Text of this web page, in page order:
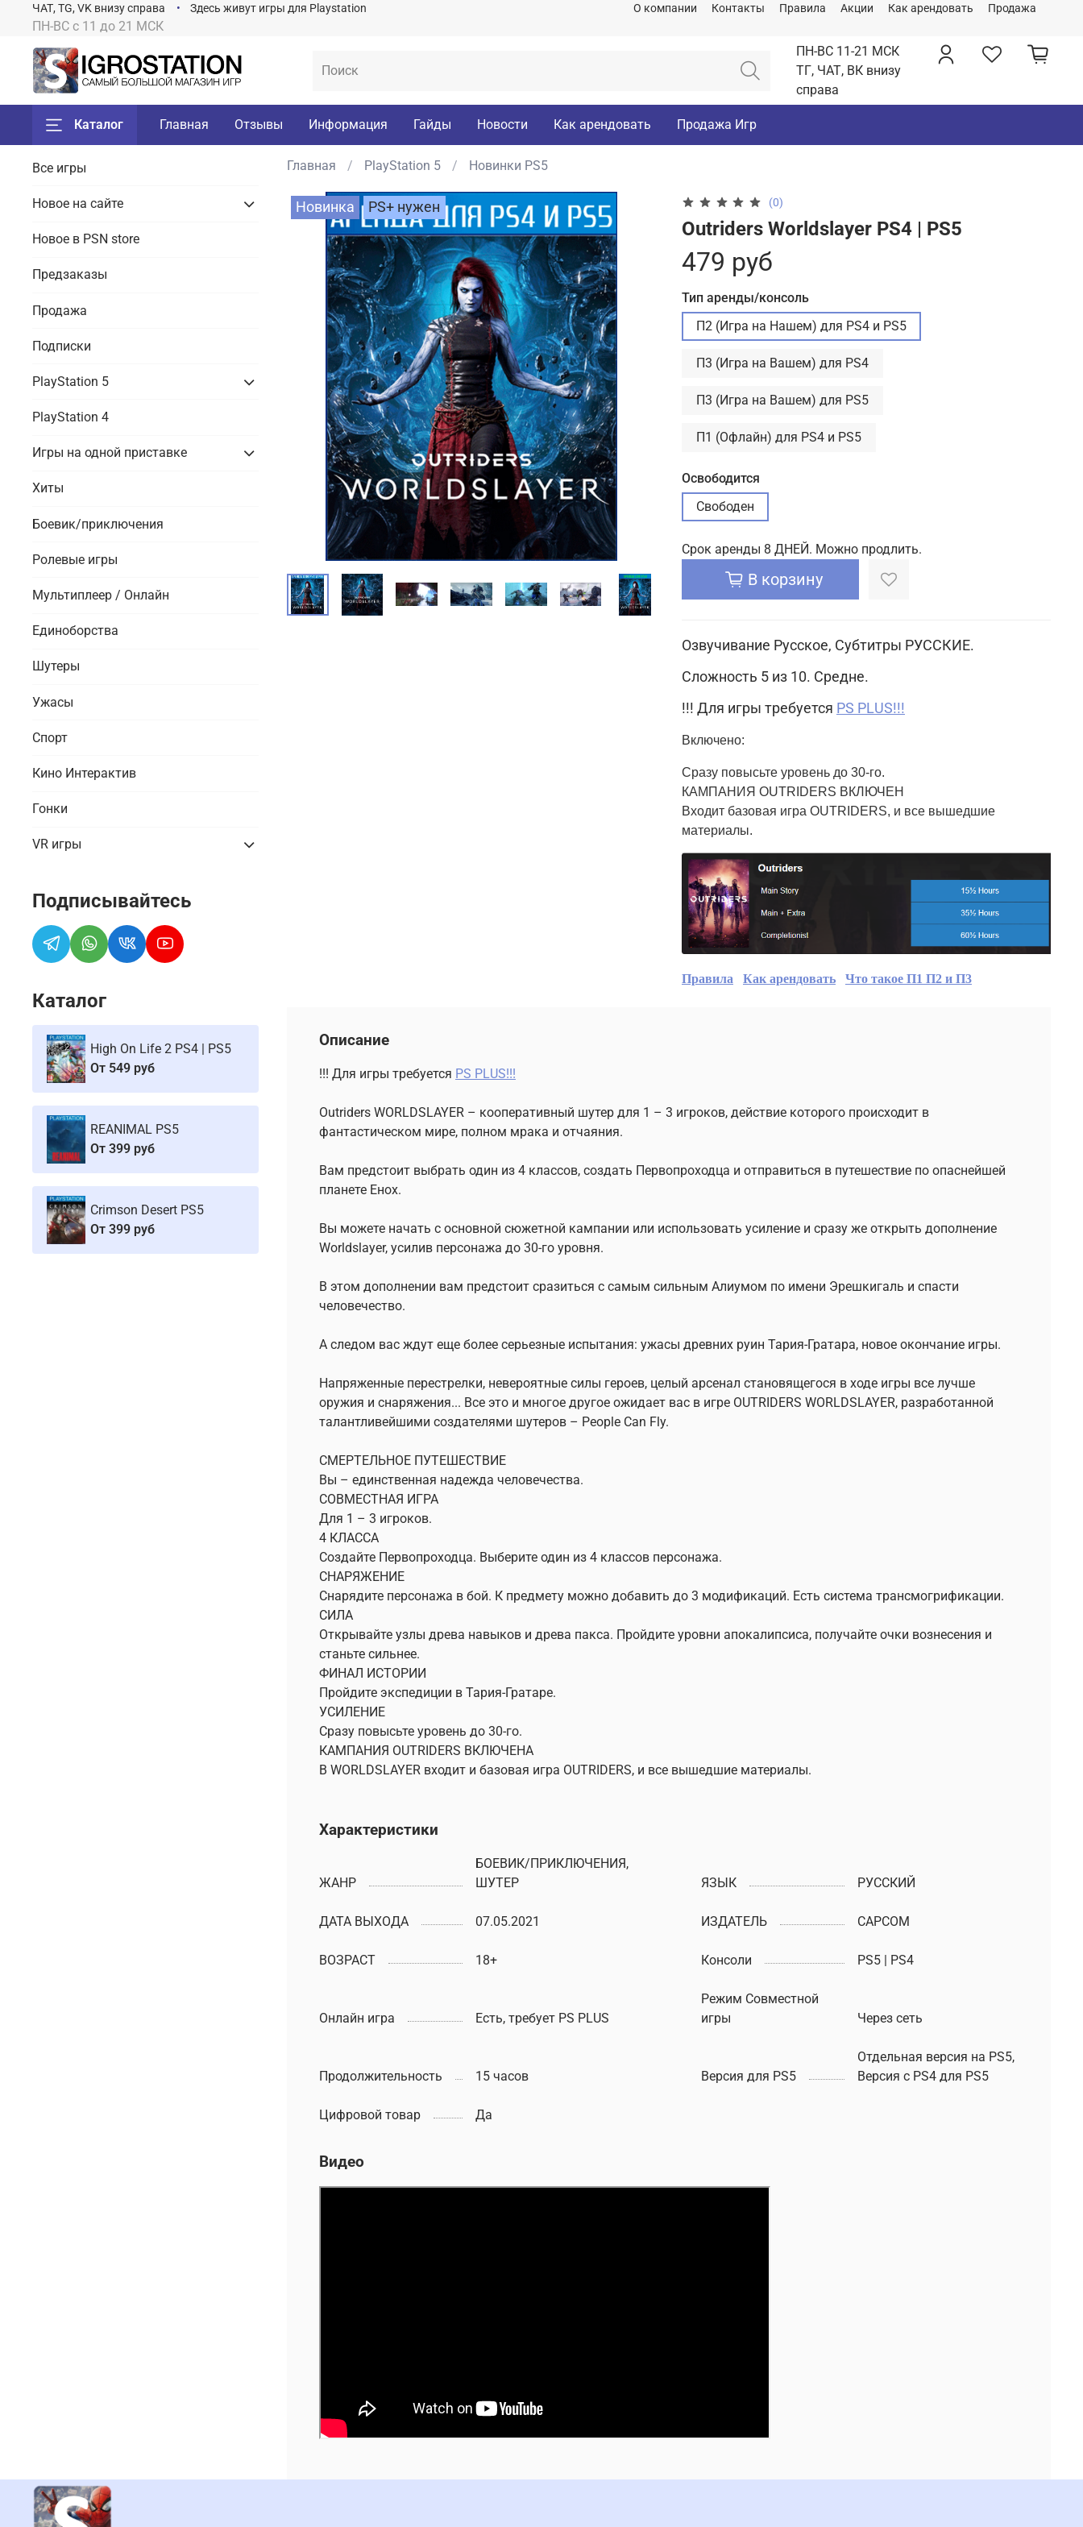
О компании Контакты Правила Акции Как арендовать Продажа
ПН-ВС с 11 до 21 МСК
ЧАТ, TG, VK внизу справа Здесь живут игры для Playstation
ПН-ВС 11-21 МСК
ТГ, ЧАТ, ВК внизу
справа
Каталог Главная Отзывы Информация Гайды Новости Как арендовать Продажа Игр
Главная PlayStation 5 Новинки PS5
Новинка PS+ нужен (0)
Outriders Worldslayer PS4 | PS5
479 руб
Тип аренды/консоль
П2 (Игра на Нашем) для PS4 и PS5
П3 (Игра на Вашем) для PS4
П3 (Игра на Вашем) для PS5
П1 (Офлайн) для PS4 и PS5
Освободится
Свободен
Срок аренды 8 ДНЕЙ. Можно продлить.
В корзину
Озвучивание Русское, Субтитры РУССКИЕ.
Сложность 5 из 10. Средне.
!!! Для игры требуется PS PLUS!!!
Включено:
Сразу повысьте уровень до 30-го.
КАМПАНИЯ OUTRIDERS ВКЛЮЧЕН
Входит базовая игра OUTRIDERS, и все вышедшие
материалы.
Правила Как арендовать Что такое П1 П2 и П3
Описание
!!! Для игры требуется PS PLUS!!!
Outriders WORLDSLAYER – кооперативный шутер для 1 – 3 игроков, действие которого происходит в
фантастическом мире, полном мрака и отчаяния.
Вам предстоит выбрать один из 4 классов, создать Первопроходца и отправиться в путешествие по опаснейшей
планете Енох.
Вы можете начать с основной сюжетной кампании или использовать усиление и сразу же открыть дополнение
Worldslayer, усилив персонажа до 30-го уровня.
В этом дополнении вам предстоит сразиться с самым сильным Алиумом по имени Эрешкигаль и спасти
человечество.
А следом вас ждут еще более серьезные испытания: ужасы древних руин Тария-Гратара, новое окончание игры.
Напряженные перестрелки, невероятные силы героев, целый арсенал становящегося в ходе игры все лучше
оружия и снаряжения... Все это и многое другое ожидает вас в игре OUTRIDERS WORLDSLAYER, разработанной
талантливейшими создателями шутеров – People Can Fly.
СМЕРТЕЛЬНОЕ ПУТЕШЕСТВИЕ
Вы – единственная надежда человечества.
СОВМЕСТНАЯ ИГРА
Для 1 – 3 игроков.
4 КЛАССА
Создайте Первопроходца. Выберите один из 4 классов персонажа.
СНАРЯЖЕНИЕ
Снарядите персонажа в бой. К предмету можно добавить до 3 модификаций. Есть система трансмогрификации.
СИЛА
Открывайте узлы древа навыков и древа пакса. Пройдите уровни апокалипсиса, получайте очки вознесения и
станьте сильнее.
ФИНАЛ ИСТОРИИ
Пройдите экспедиции в Тария-Гратаре.
УСИЛЕНИЕ
Сразу повысьте уровень до 30-го.
КАМПАНИЯ OUTRIDERS ВКЛЮЧЕНА
В WORLDSLAYER входит и базовая игра OUTRIDERS, и все вышедшие материалы.
Характеристики
ЖАНР
БОЕВИК/ПРИКЛЮЧЕНИЯ,
ШУТЕР
ЯЗЫК РУССКИЙ
ДАТА ВЫХОДА 07.05.2021 ИЗДАТЕЛЬ CAPCOM
ВОЗРАСТ 18+ Консоли PS5 | PS4
Онлайн игра Есть, требует PS PLUS
Режим Совместной
игры
Через сеть
Продолжительность 15 часов Версия для PS5
Отдельная версия на PS5,
Версия с PS4 для PS5
Цифровой товар Да
Видео
Все игры
Новое на сайте
Новое в PSN store
Предзаказы
Продажа
Подписки
PlayStation 5
PlayStation 4
Игры на одной приставке
Хиты
Боевик/приключения
Ролевые игры
Мультиплеер / Онлайн
Единоборства
Шутеры
Ужасы
Спорт
Кино Интерактив
Гонки
VR игры
Подписывайтесь
Каталог
High On Life 2 PS4 | PS5
От 549 руб
REANIMAL PS5
От 399 руб
Crimson Desert PS5
От 399 руб